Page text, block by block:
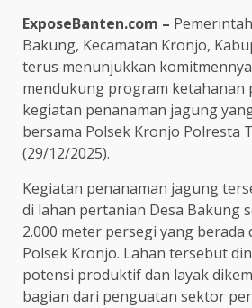
ExposeBanten.com –
Bakung, Kecamatan Kronjo,
terus menunjukkan
mendukung program ketahanan
kegiatan penanaman jagung
bersama Polsek Kronjo Polresta
(29/12/2025).
Kegiatan penanaman jagung
di lahan pertanian Desa Bakung
2.000 meter persegi yang berada
Polsek Kronjo. Lahan tersebut
potensi produktif dan layak
bagian dari penguatan sektor